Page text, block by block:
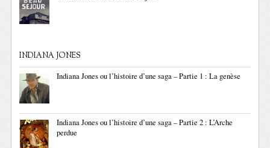
INDIANA JONES
Indiana Jones ou l’histoire d’une saga – Partie 1 : La genèse
Indiana Jones ou l’histoire d’une saga – Partie 2 : L’Arche
perdue